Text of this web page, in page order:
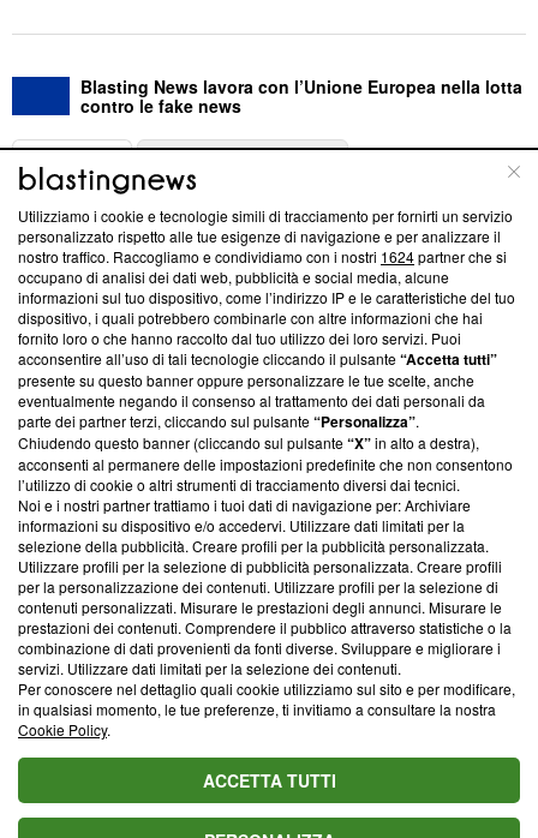
Blasting News lavora con l’Unione Europea nella lotta
contro le fake news
ABOUT
Questa sezione offre informazioni trasparenti su Blasting
News, sui nostri processi editoriali e su come ci impegniamo a
creare news di qualità. Inoltre, afferma la nostra aderenza a
‘Trust Project - News with Integrity’Blasting News non è
ancora membro del programma, ma ha richiesto di farne
parte; Trust Project non ha ancora effettuato una verifica di
conformità agli standard.
Su di noi
Team editoriale
Corporate
Redazione
Informativa Privacy
Cookie Policy
Blasting SA, IDI CHE-247.845.224, Via Carlo Frasca, 3 - 6900
Lugano (Svizzera) Tel:+39 0690258937
© 2026 Blasting News
Utilizziamo i cookie e tecnologie simili di tracciamento per fornirti un servizio
personalizzato rispetto alle tue esigenze di navigazione e per analizzare il
nostro traffico. Raccogliamo e condividiamo con i nostri 1624partner che si
occupano di analisi dei dati web, pubblicità e social media, alcune
informazioni sul tuo dispositivo, come l’indirizzo IP e le caratteristiche del tuo
dispositivo, i quali potrebbero combinarle con altre informazioni che hai
fornito loro o che hanno raccolto dal tuo utilizzo dei loro servizi. Puoi
acconsentire all’uso di tali tecnologie cliccando il pulsante“Accetta tutti”
presente su questo banner oppure personalizzare le tue scelte, anche
eventualmente negando il consenso al trattamento dei dati personali da
parte dei partner terzi, cliccando sul pulsante“Personalizza”.
Chiudendo questo banner (cliccando sul pulsante“X”in alto a destra),
acconsenti al permanere delle impostazioni predefinite che non consentono
l’utilizzo di cookie o altri strumenti di tracciamento diversi dai tecnici.
Noi e i nostri partner trattiamo i tuoi dati di navigazione per: Archiviare
informazioni su dispositivo e/o accedervi. Utilizzare dati limitati per la
selezione della pubblicità. Creare profili per la pubblicità personalizzata.
Utilizzare profili per la selezione di pubblicità personalizzata. Creare profili
per la personalizzazione dei contenuti. Utilizzare profili per la selezione di
contenuti personalizzati. Misurare le prestazioni degli annunci. Misurare le
prestazioni dei contenuti. Comprendere il pubblico attraverso statistiche o la
combinazione di dati provenienti da fonti diverse. Sviluppare e migliorare i
servizi. Utilizzare dati limitati per la selezione dei contenuti.
Per conoscere nel dettaglio quali cookie utilizziamo sul sito e per modificare,
in qualsiasi momento, le tue preferenze, ti invitiamo a consultare la nostra
Cookie Policy.
ACCETTA TUTTI